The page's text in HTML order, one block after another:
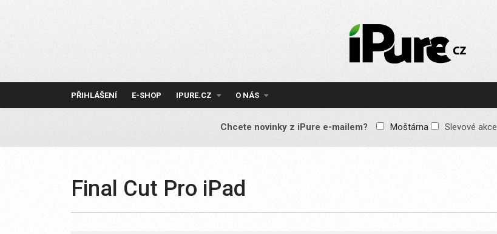
IPURE.CZ
Prémiový Apple e-
reklamy, žádné
obsah pro všechny
PŘIHLÁŠENÍ E-SHOP IPURE.CZ O NÁS
Chcete novinky z iPure e-mailem? Moštárna Slevové akce
Final Cut Pro iPad